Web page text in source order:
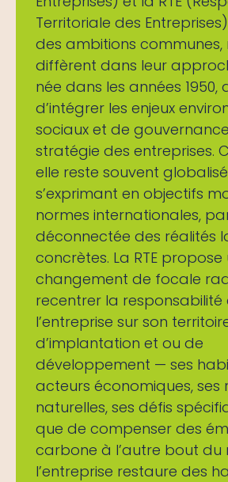
Territoriale des
des ambitions communes,
diffèrent dans leur
née dans les années 1950,
d’intégrer les enjeux
sociaux et de
stratégie des entreprises.
elle reste souvent
s’exprimant en objectifs
normes internationales,
déconnectée des réalités
concrètes. La RTE propose
changement de focale
recentrer la responsabilité
l’entreprise sur son
d’implantation et ou de
développement — ses
acteurs économiques, ses
naturelles, ses défis
que de compenser des
carbone à l’autre bout du
l’entreprise restaure des